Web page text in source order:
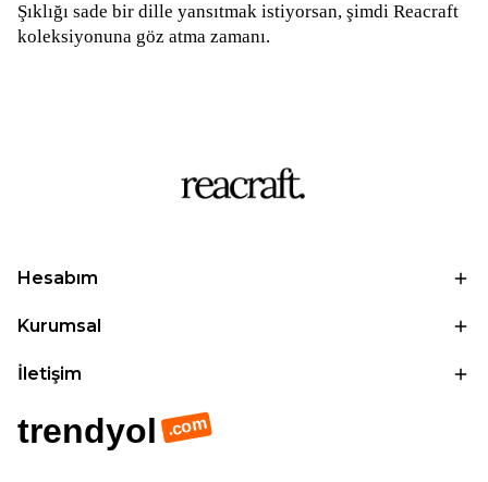
Şıklığı sade bir dille yansıtmak istiyorsan, şimdi Reacraft
koleksiyonuna göz atma zamanı.
Hesabım
Kurumsal
İletişim
trendyol .com